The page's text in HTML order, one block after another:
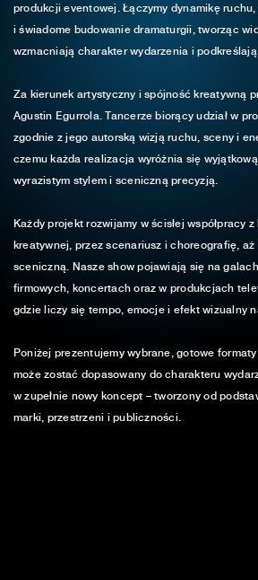
produkcji eventowej. Łączymy dynamikę
i świadome budowanie dramaturgii, tworząc
wzmacniają charakter wydarzenia i
Za kierunek artystyczny i spójność kreatywną
Agustin Egurrola. Tancerze biorący udział w
zgodnie z jego autorską wizją ruchu, sceny i
czemu każda realizacja wyróżnia się
wyrazistym stylem i sceniczną precyzją.
Każdy projekt rozwijamy w ścisłej współpracy
kreatywnej, przez scenariusz i choreografię, aż
sceniczną. Nasze show pojawiają się na
firmowych, koncertach oraz w produkcjach
gdzie liczy się tempo, emocje i efekt wizualny
Poniżej prezentujemy wybrane, gotowe
może zostać dopasowany do charakteru
w zupełnie nowy koncept – tworzony od
marki, przestrzeni i publiczności.